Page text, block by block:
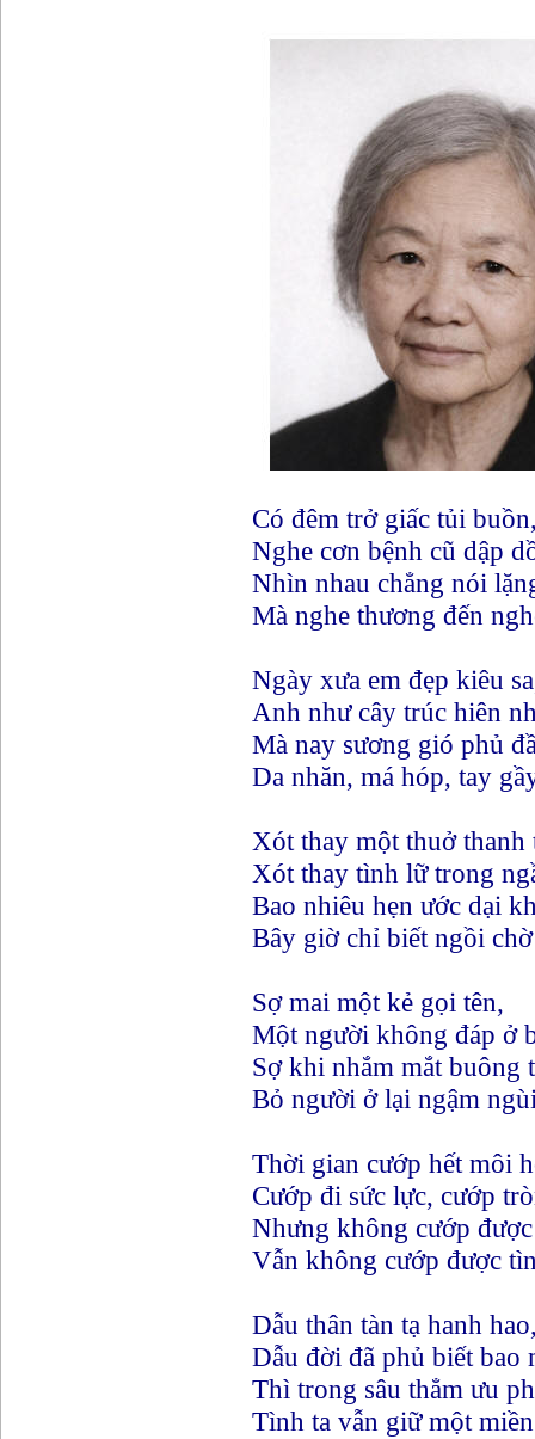
Có đêm trở giấc tủi
Nghe cơn bệnh cũ dập
Nhìn nhau chẳng nói
Mà nghe thương đến
Ngày xưa em đẹp kiêu
Anh như cây trúc hiên
Mà nay sương gió phủ
Da nhăn, má hóp, tay
Xót thay một thuở thanh
Xót thay tình lữ trong
Bao nhiêu hẹn ước dại
Bây giờ chỉ biết ngồi
Sợ mai một kẻ gọi tên,
Một người không đáp ở
Sợ khi nhắm mắt buông
Bỏ người ở lại ngậm
Thời gian cướp hết môi
Cướp đi sức lực, cướp
Nhưng không cướp
Vẫn không cướp được
Dẫu thân tàn tạ hanh
Dẫu đời đã phủ biết bao
Thì trong sâu thẳm ưu
Tình ta vẫn giữ một